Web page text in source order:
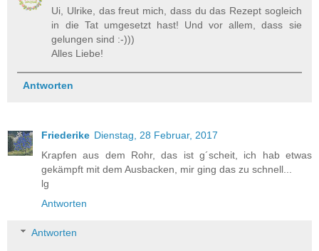
Ui, Ulrike, das freut mich, dass du das Rezept sogleich
in die Tat umgesetzt hast! Und vor allem, dass sie
gelungen sind :-)))
Alles Liebe!
Antworten
Friederike Dienstag, 28 Februar, 2017
Krapfen aus dem Rohr, das ist g´scheit, ich hab etwas
gekämpft mit dem Ausbacken, mir ging das zu schnell...
lg
Antworten
Antworten